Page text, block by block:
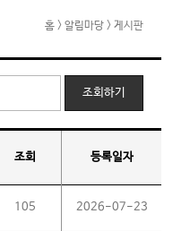
홈 > 알림마당 > 게시판
조회 등록일자
105 2026-07-23